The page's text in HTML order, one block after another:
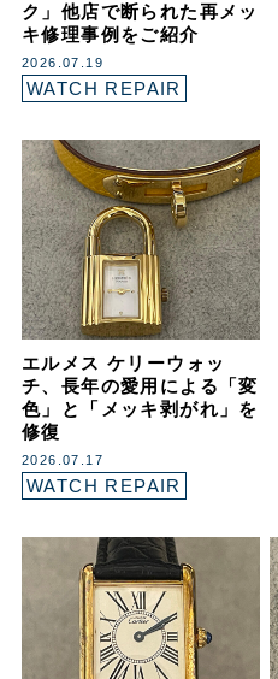
ク」他店で断られた再メッ
キ修理事例をご紹介
2026.07.19
WATCH REPAIR
エルメス ケリーウォッ
チ、長年の愛用による「変
色」と「メッキ剥がれ」を
修復
2026.07.17
WATCH REPAIR